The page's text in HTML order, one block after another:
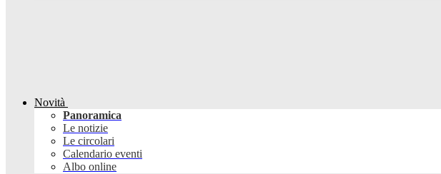
Novità
Panoramica
Le notizie
Le circolari
Calendario eventi
Albo online